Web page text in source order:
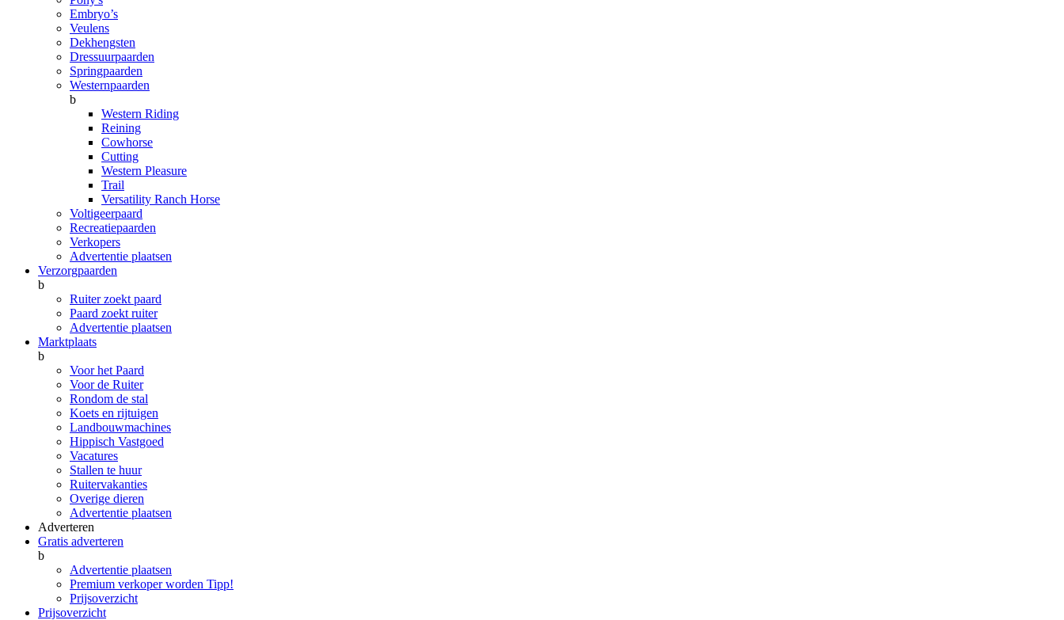
Embryo’s
Veulens
Dekhengsten
Dressuurpaarden
Springpaarden
Westernpaarden
b
Western Riding
Reining
Cowhorse
Cutting
Western Pleasure
Trail
Versatility Ranch Horse
Voltigeerpaard
Recreatiepaarden
Verkopers
Advertentie plaatsen
Verzorgpaarden
b
Ruiter zoekt paard
Paard zoekt ruiter
Advertentie plaatsen
Marktplaats
b
Voor het Paard
Voor de Ruiter
Rondom de stal
Koets en rijtuigen
Landbouwmachines
Hippisch Vastgoed
Vacatures
Stallen te huur
Ruitervakanties
Overige dieren
Advertentie plaatsen
Adverteren
Gratis adverteren
b
Advertentie plaatsen
Premium verkoper worden Tipp!
Prijsoverzicht
Prijsoverzicht